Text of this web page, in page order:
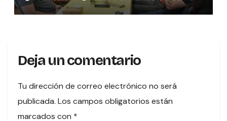
Deja un comentario
Tu dirección de correo electrónico no será
publicada. Los campos obligatorios están
marcados con *